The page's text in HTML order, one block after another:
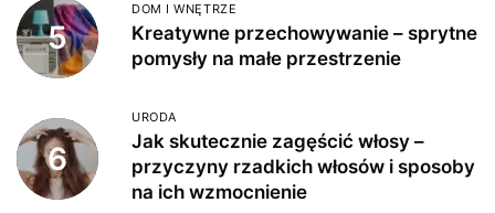
5
DOM I WNĘTRZE
Kreatywne przechowywanie – sprytne
pomysły na małe przestrzenie
6
URODA
Jak skutecznie zagęścić włosy –
przyczyny rzadkich włosów i sposoby
na ich wzmocnienie